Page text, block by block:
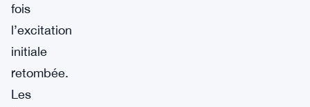
fois
l’excitation
initiale
retombée.
Les